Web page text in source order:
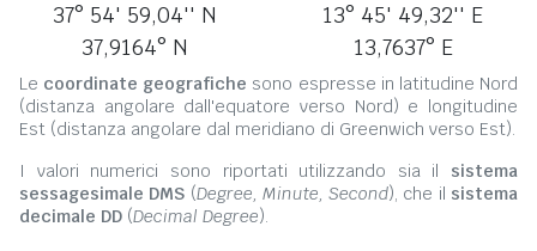
37° 54' 59,04'' N
37,9164° N
13° 45' 49,32'' E
13,7637° E
Le coordinate geografiche sono espresse in latitudine Nord
(distanza angolare dall'equatore verso Nord) e longitudine
Est (distanza angolare dal meridiano di Greenwich verso Est).
I valori numerici sono riportati utilizzando sia il sistema
sessagesimale DMS (Degree, Minute, Second), che il sistema
decimale DD (Decimal Degree).